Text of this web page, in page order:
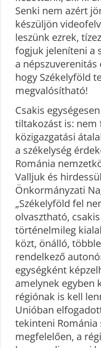
Senki nem azért
készüljön
leszünk ezrek,
fogjuk jeleníteni a
a
hogy Székelyföld
megvalósítható!
Csakis
tiltakozást is:
közigazgatási
a székelység
Románia
Valljuk és
Önkormányzati
„Székelyföld fel
olvasztható,
történelmileg
közt, önálló,
rendelkező
egységként
amelynek egyben
régiónak is kell
Unióban
tekinteni Románia
megfelelően, a